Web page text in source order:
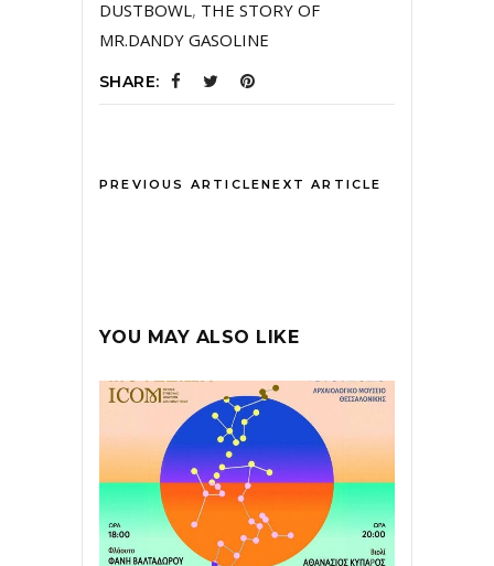
DUSTBOWL , THE STORY OF
MR.DANDY GASOLINE
SHARE:
PREVIOUS ARTICLENEXT ARTICLE
YOU MAY ALSO LIKE